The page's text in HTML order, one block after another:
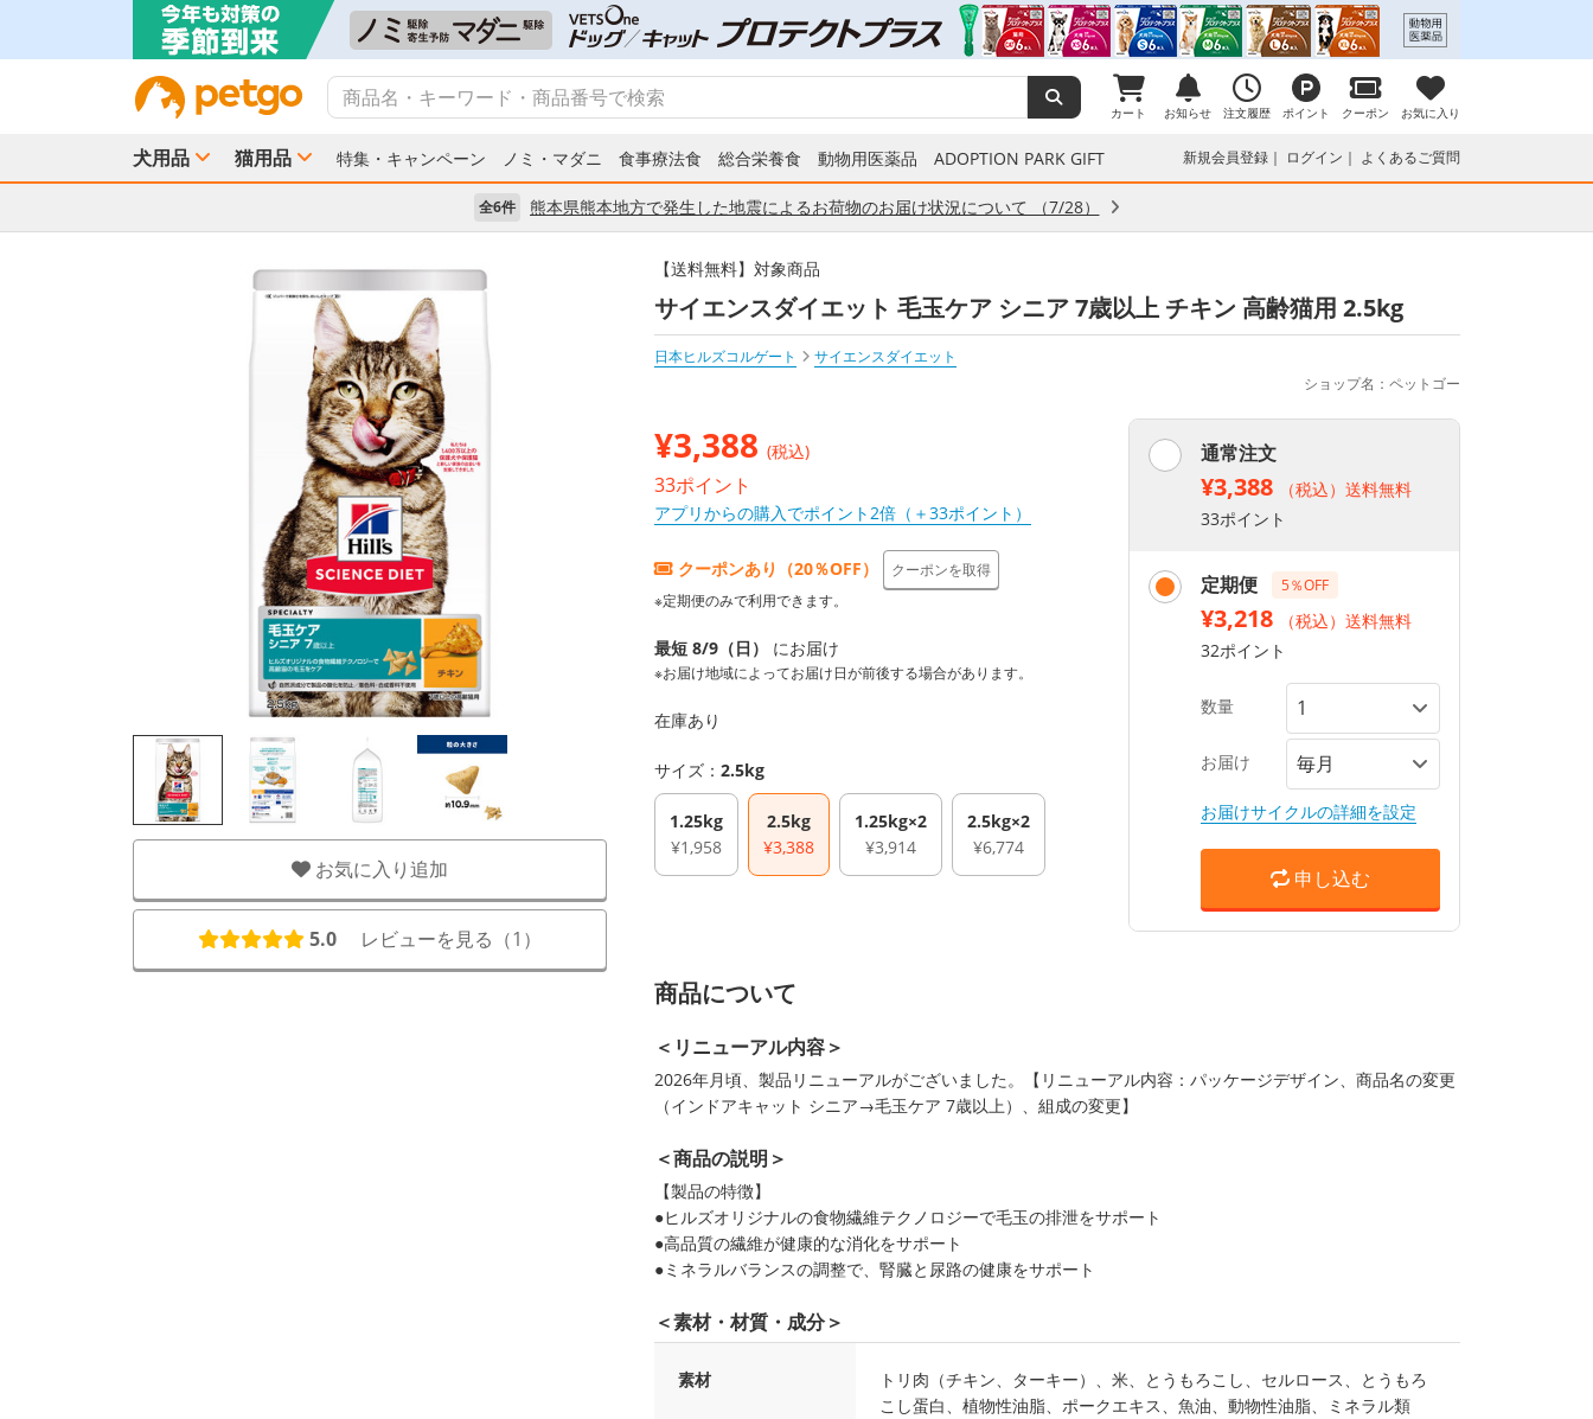
カート お知らせ 注文履歴 ポイント クーポン お気に入り
犬用品 猫用品 特集・キャンペーン ノミ・マダニ 食事療法食 総合栄養食 動物用医薬品 ADOPTION PARK GIFT 新規会員登録 ログイン よくあるご質問
全6件 熊本県熊本地方で発生した地震によるお荷物のお届け状況について （7/28）
お気に入り追加
5.0 レビューを見る（1 ）
【送料無料】対象商品
サイエンスダイエット 毛玉ケア シニア 7歳以上 チキン 高齢猫用 2.5kg
日本ヒルズコルゲート
サイエンスダイエット
ショップ名：ペットゴー
¥3,388 (税込)
33ポイント
アプリからの購入でポイント2倍（＋33ポイント）
クーポンあり（20％OFF）
クーポンを取得
※定期便のみで利用できます。
最短 8/9（日） にお届け
※お届け地域によってお届け日が前後する場合があります。
在庫あり
サイズ： 2.5kg
1.25kg
¥1,958
2.5kg
¥3,388
1.25kg×2
¥3,914
2.5kg×2
¥6,774
通常注文
¥3,388
（税込）送料無料
33ポイント
定期便 5％OFF
¥3,218
（税込）送料無料
32ポイント
数量
お届け
お届けサイクルの詳細を設定
申し込む
商品について
＜リニューアル内容＞
2026年月頃、製品リニューアルがございました。【リニューアル内容：パッケージデザイン、商品名の変更
（インドアキャット シニア→毛玉ケア 7歳以上）、組成の変更】
＜商品の説明＞
【製品の特徴】
●ヒルズオリジナルの食物繊維テクノロジーで毛玉の排泄をサポート
●高品質の繊維が健康的な消化をサポート
●ミネラルバランスの調整で、腎臓と尿路の健康をサポート
＜素材・材質・成分＞
素材
トリ肉（チキン、ターキー）、米、とうもろこし、セルロース、とうもろ
こし蛋白、植物性油脂、ポークエキス、魚油、動物性油脂、ミネラル類